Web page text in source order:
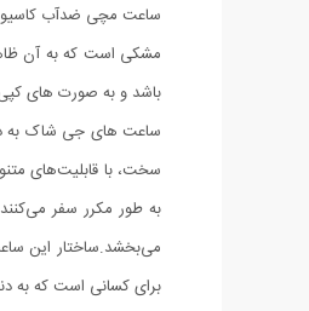
مشکی است که به آن
باشد و به صورت های
ساعت های جی شاک به
سخت، با قابلیت‌های
به طور مکرر سفر
برای کسانی است که به